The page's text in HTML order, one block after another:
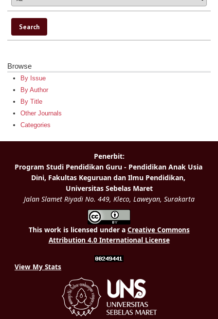
Browse
By Issue
By Author
By Title
Other Journals
Categories
This work is licensed under a Creative Commons
Attribution 4.0 International License
View My Stats